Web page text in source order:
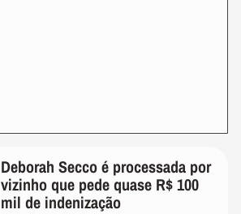
Deborah Secco é processada por
vizinho que pede quase R$ 100
mil de indenização